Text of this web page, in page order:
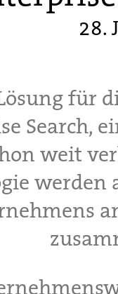
28.
für
Search,
weit
werden